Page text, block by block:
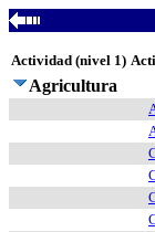
Actividad (nivel 1)
Agricultura